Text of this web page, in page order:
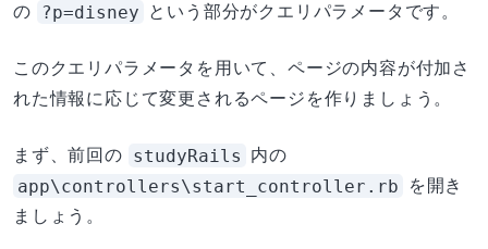
の
?p=disney という部分がクエリパラメータです。
このクエリパラメータを用いて、ページの内容が付加さ
れた情報に応じて変更されるページを作りましょう。
まず、前回の studyRails 内の
app\controllers\start_controller.rb
を開き
ましょう。